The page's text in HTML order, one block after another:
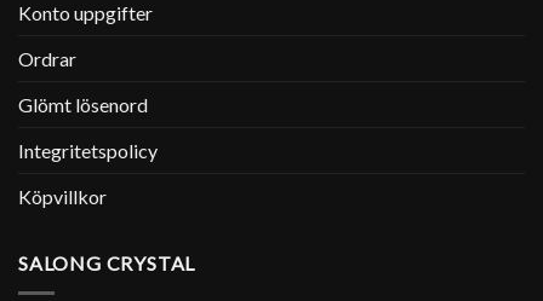
Konto uppgifter
Ordrar
Glömt lösenord
Integritetspolicy
Köpvillkor
SALONG CRYSTAL